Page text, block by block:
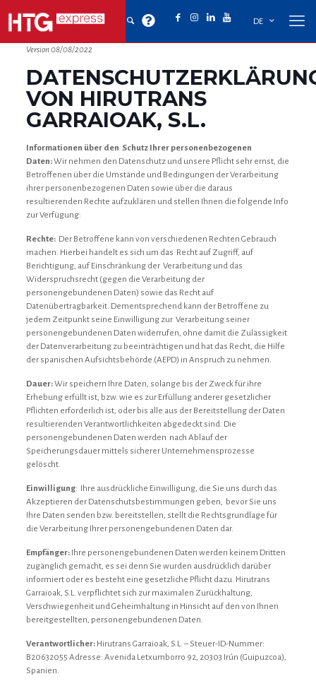
DE
Version 08/08/2022
VON HIRUTRANS
GARRAIOAK, S.L.
Informationen über den Schutz Ihrer personenbezogenen
Daten:Wir nehmen den Datenschutz und unsere Pflicht sehr ernst, die
Betroffenen über die Umstände und Bedingungen der Verarbeitung
ihrer personenbezogenen Daten sowie über die daraus
resultierenden Rechte aufzuklären und stellen Ihnen die folgende Info
zur Verfügung:
Rechte: Der Betroffene kann von verschiedenen Rechten Gebrauch
machen. Hierbei handelt es sich um das Recht auf Zugriff, auf
Berichtigung, auf Einschränkung der Verarbeitung und das
Widerspruchsrecht (gegen die Verarbeitung der
personengebundenen Daten) sowie das Recht auf
Datenübertragbarkeit. Dementsprechend kann der Betroffene zu
jedem Zeitpunkt seine Einwilligung zur Verarbeitung seiner
personengebundenen Daten widerrufen, ohne damit die Zulässigkeit
der Datenverarbeitung zu beeinträchtigen und hat das Recht, die Hilfe
der spanischen Aufsichtsbehörde (AEPD) in Anspruch zu nehmen.
Dauer:Wir speichern Ihre Daten, solange bis der Zweck für ihre
Erhebung erfüllt ist, bzw. wie es zur Erfüllung anderer gesetzlicher
Pflichten erforderlich ist, oder bis alle aus der Bereitstellung der Daten
resultierenden Verantwortlichkeiten abgedeckt sind. Die
personengebundenen Daten werden nach Ablauf der
Speicherungsdauer mittels sicherer Unternehmensprozesse
gelöscht.
Einwilligung: Ihre ausdrückliche Einwilligung, die Sie uns durch das
Akzeptieren der Datenschutsbestimmungen geben, bevor Sie uns
Ihre Daten senden bzw. bereitstellen, stellt die Rechtsgrundlage für
die Verarbeitung Ihrer personengebundenen Daten dar.
Empfänger: Ihre personengebundenen Daten werden keinem Dritten
zugänglich gemacht, es sei denn Sie wurden ausdrücklich darüber
informiert oder es besteht eine gesetzliche Pflicht dazu. Hirutrans
Garraioak, S.L. verpflichtet sich zur maximalen Zurückhaltung,
Verschwiegenheit und Geheimhaltung in Hinsicht auf den von Ihnen
bereitgestellten, personengebundenen Daten.
Verantwortlicher:Hirutrans Garraioak, S.L. – Steuer-ID-Nummer:
B20632055 Adresse: Avenida Letxumborro 92, 20303 Irún (Guipuzcoa),
Spanien.